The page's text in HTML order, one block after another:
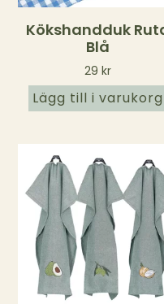
Kökshandduk
Blå
29kr
Lägg till i varukorg